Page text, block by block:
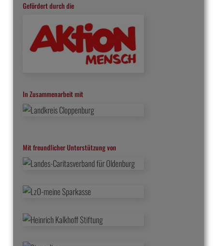
Gefördert durch die
In Zusammenarbeit mit
Mit freundlicher Unterstützung von